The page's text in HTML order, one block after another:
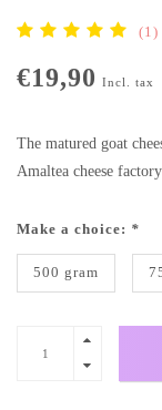
(1)
€19,90 Incl. tax
The matured goat
Amaltea cheese
Make a choice: *
500 gram